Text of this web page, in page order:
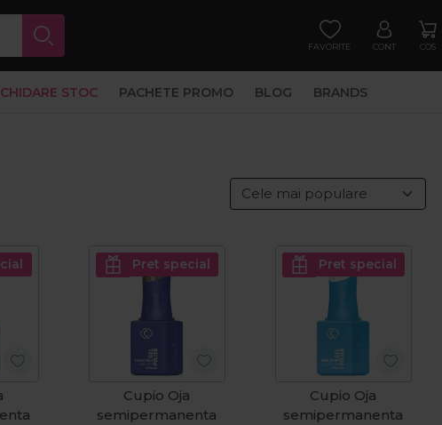
FAVORITE CONT COS
STOC PACHETE PROMO BLOG BRANDS
Pret special
Cupio Oja
semipermanenta
Pret special
Cupio Oja
semipermanenta